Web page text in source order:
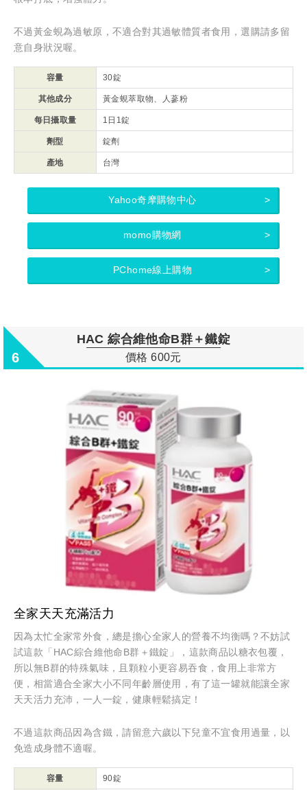
不過黃金蜆為過敏原，不適合對其過敏體質者食用，選購請多留
意自身狀況喔。
容量 30錠
其他成分 黃金蜆萃取物、人蔘粉
每日攝取量 1日1錠
劑型 錠劑
產地 台灣
Yahoo奇摩購物中心
momo購物網
PChome線上購物
6
HAC 綜合維他命B群＋鐵錠
價格 600元
全家天天充滿活力
因為太忙全家常外食，總是擔心全家人的營養不均衡嗎？不妨試
試這款「HAC綜合維他命B群＋鐵錠」，這款商品以糖衣包覆，
所以無B群的特殊氣味，且顆粒小更容易吞食，食用上非常方
便，相當適合全家大小不同年齡層使用，有了這一罐就能讓全家
天天活力充沛，一人一錠，健康輕鬆搞定！
不過這款商品因為含鐵，請留意六歲以下兒童不宜食用過量，以
免造成身體不適喔。
容量 90錠